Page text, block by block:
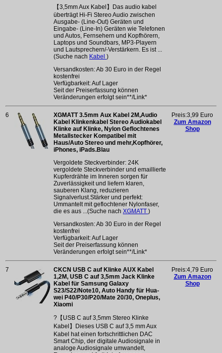
【3,5mm Aux Kabel】Das audio kabel
überträgt Hi-Fi Stereo Audio zwischen
Ausgabe- (Line-Out) Geräten und
Eingabe- (Line-In) Geräten wie Telefonen
und Autos, Fernsehern und Kopfhörern,
Laptops und Soundbars, MP3-Playern
und Lautsprechern/-Verstärkern. Es ist ...
(Suche nach Kabel )
Versandkosten: Ab 30 Euro in der Regel
kostenfrei
Verfügbarkeit: Auf Lager
Seit der Preiserfassung können
Veränderungen erfolgt sein**/Link*
6
XGMATT 3.5mm Aux Kabel 2M,Audio
Kabel Klinkenkabel Stereo Audiokabel
Klinke auf Klinke, Nylon Geflochtenes
Metallstecker Kompatibel mit
Haus/Auto Stereo und mehr,Kopfhörer,
iPhones, iPads.Blau
Vergoldete Steckverbinder: 24K
vergoldete Steckverbinder und emaillierte
Kupferdrähte im Inneren sorgen für
Zuverlässigkeit und liefern klaren,
sauberen Klang, reduzieren
Signalverlust.Stärker und perfekt:
Ummantelt mit geflochtener Nylonfaser,
die es aus ...(Suche nach XGMATT )
Versandkosten: Ab 30 Euro in der Regel
kostenfrei
Verfügbarkeit: Auf Lager
Seit der Preiserfassung können
Veränderungen erfolgt sein**/Link*
Preis:3,99 Euro
Zum Amazon
Shop
7
CKCN USB C auf Klinke AUX Kabel
1,2M, USB C auf 3,5mm Jack Klinke
Kabel für Samsung Galaxy
S23/S22/Note10, Auto Handy für Hua-
wei P40/P30/P20/Mate 20/30, Oneplus,
Xiaomi
?【USB C auf 3,5mm Stereo Klinke
Kabel】Dieses USB C auf 3,5 mm Aux
Kabel hat einen fortschrittlichen DAC
Smart Chip, der digitale Audiosignale in
analoge Audiosignale umwandelt,
Preis:4,79 Euro
Zum Amazon
Shop